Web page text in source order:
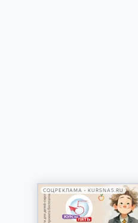
СОЦРЕКЛАМА • KURSNA5.RU